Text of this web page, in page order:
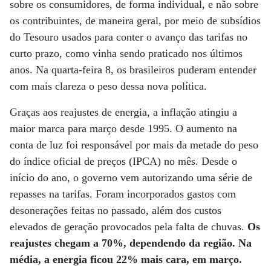
sobre os consumidores, de forma individual, e não sobre
os contribuintes, de maneira geral, por meio de subsídios
do Tesouro usados para conter o avanço das tarifas no
curto prazo, como vinha sendo praticado nos últimos
anos. Na quarta-feira 8, os brasileiros puderam entender
com mais clareza o peso dessa nova política.
Graças aos reajustes de energia, a inflação atingiu a
maior marca para março desde 1995. O aumento na
conta de luz foi responsável por mais da metade do peso
do índice oficial de preços (IPCA) no mês. Desde o
início do ano, o governo vem autorizando uma série de
repasses na tarifas. Foram incorporados gastos com
desonerações feitas no passado, além dos custos
elevados de geração provocados pela falta de chuvas. Os
reajustes chegam a 70%, dependendo da região. Na
média, a energia ficou 22% mais cara, em março.